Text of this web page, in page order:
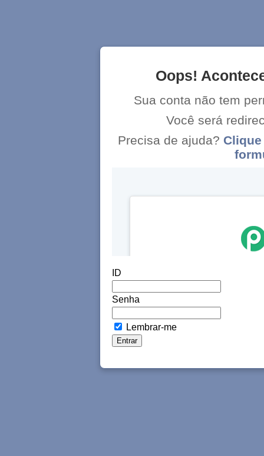
Oops!
Sua conta não tem
Você será
Precisa de ajuda?
ID
Senha
Lembrar-me